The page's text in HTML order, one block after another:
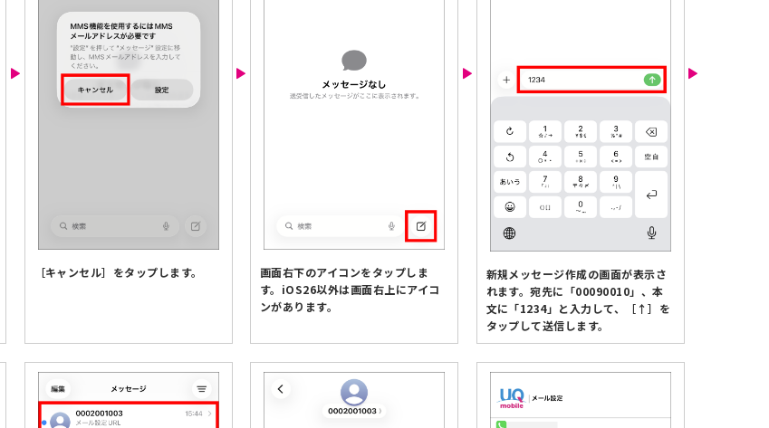
［キャンセル］をタップします。
画面右下のアイコンをタップしま
す。iOS26以外は画面右上にアイコ
ンがあります。
新規メッセージ作成の画面が表示さ
れます。宛先に「00090010」、本
文に「1234」と入力して、［↑］を
タップして送信します。